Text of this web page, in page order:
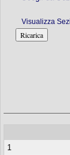
Visualizza
1